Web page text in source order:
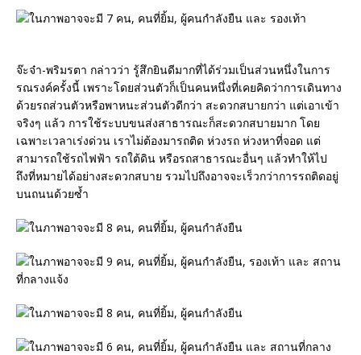
จ๊ะจ๋า-พริมรตา กล่าวว่า รู้สึกยินดีมากที่ได้ร่วมเป็นส่วนหนึ่งในการ
รณรงค์ครั้งนี้ เพราะโดยส่วนตัวก็เป็นคนหนึ่งที่เคยคิดว่าการเดินทาง
ด้วยรถส่วนตัวหรือพาหนะส่วนตัวดีกว่า สะดวกสบายกว่า แต่เอาเข้า
จริงๆ แล้ว การใช้ระบบขนส่งสาธารณะก็สะดวกสบายมาก โดย
เฉพาะเวลาเร่งด่วน เราไม่ต้องมารถติด ห่วงรถ ห่วงหาที่จอด แต่
สามารถใช้รถไฟฟ้า รถใต้ดิน หรือรถสาธารณะอื่นๆ แล้วทำให้ไป
ถึงที่หมายได้อย่างสะดวกสบาย รวมไปถึงอาจจะเร็วกว่าการรถติดอยู่
บนถนนด้วยซ้ำ